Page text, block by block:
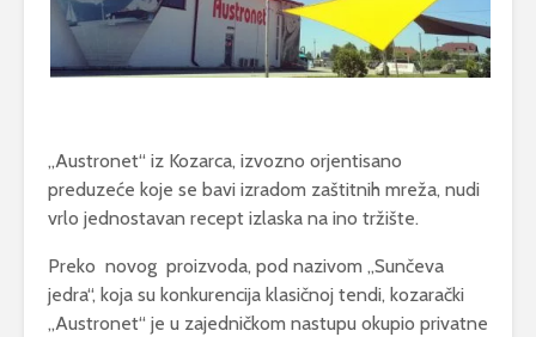
„Austronet“ iz Kozarca, izvozno orjentisano
preduzeće koje se bavi izradom zaštitnih mreža, nudi
vrlo jednostavan recept izlaska na ino tržište.
Preko novog proizvoda, pod nazivom „Sunčeva
jedra“, koja su konkurencija klasičnoj tendi, kozarački
„Austronet“ je u zajedničkom nastupu okupio privatne